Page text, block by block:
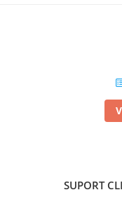
SUPORT